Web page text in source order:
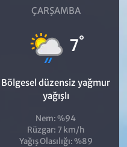
ÇARŞAMBA
7°
Bölgesel düzensiz yağmur
yağışlı
Nem: %94
Rüzgar: 7 km/h
Yağış Olasılığı: %89